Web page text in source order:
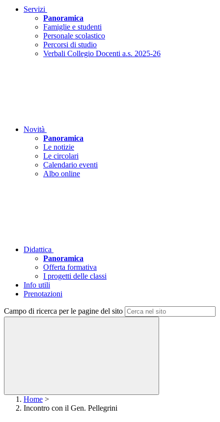
Servizi
Panoramica
Famiglie e studenti
Personale scolastico
Percorsi di studio
Verbali Collegio Docenti a.s. 2025-26
Novità
Panoramica
Le notizie
Le circolari
Calendario eventi
Albo online
Didattica
Panoramica
Offerta formativa
I progetti delle classi
Info utili
Prenotazioni
Campo di ricerca per le pagine del sito
Home >
Incontro con il Gen. Pellegrini